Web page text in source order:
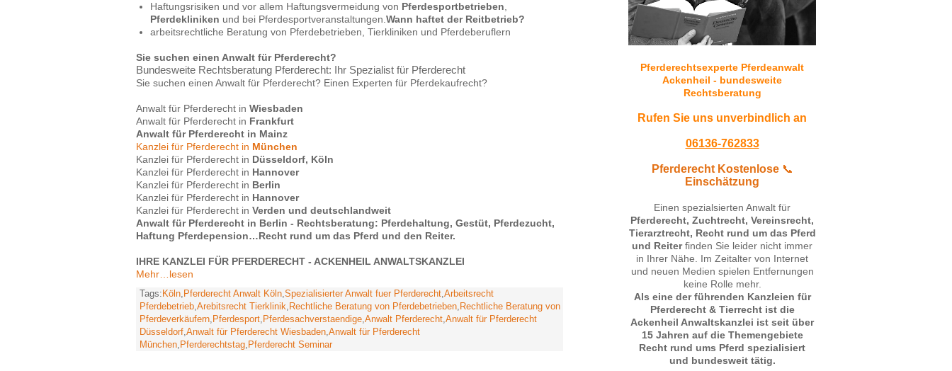
Haftungsrisiken und vor allem Haftungsvermeidung von Pferdesportbetrieben
Pferdekliniken und bei Pferdesportveranstaltungen. Wann haftet der Reitbetrieb?
arbeitsrechtliche Beratung von Pferdebetrieben, Tierkliniken und Pferdeberuflern
Sie suchen einen Anwalt für Pferderecht?
Bundesweite Rechtsberatung Pferderecht: Ihr Spezialist für Pferderecht
Sie suchen einen Anwalt für Pferderecht? Einen Experten für Pferdekaufrecht?
Anwalt für Pferderecht in Wiesbaden
Anwalt für Pferderecht in Frankfurt
Anwalt für Pferderecht in Mainz
Kanzlei für Pferderecht in München
Kanzlei für Pferderecht in Düsseldorf, Köln
Kanzlei für Pferderecht in Hannover
Kanzlei für Pferderecht in Berlin
Kanzlei für Pferderecht in Hannover
Kanzlei für Pferderecht in Verden und deutschlandweit
Anwalt für Pferderecht in Berlin - Rechtsberatung: Pferdehaltung, Gestüt, Pferdezucht,
Haftung Pferdepension…Recht rund um das Pferd und den Reiter.
IHRE KANZLEI FÜR PFERDERECHT - ACKENHEIL ANWALTSKANZLEI
Mehr…lesen
Tags: Köln, Pferderecht Anwalt Köln,Spezialisierter Anwalt fuer Pferderecht,Arbeitsrecht
Pferdebetrieb,Arebitsrecht Tierklinik, Rechtliche Beratung von Pferdebetrieben, Rechtliche Beratung von
Pferdeverkäufern, Pferdesport, Pferdesachverstaendige,Anwalt Pferderecht,Anwalt für Pferderecht
Düsseldorf,Anwalt für Pferderecht Wiesbaden,Anwalt für Pferderecht
München, Pferderechtstag, Pferderecht Seminar
Pferderechtsexperte Pferdeanwalt
Ackenheil - bundesweite
Rechtsberatung
Rufen Sie uns unverbindlich an
06136-762833
Pferderecht Kostenlose 📞
Einschätzung
Einen spezialsierten Anwalt für
Pferderecht, Zuchtrecht, Vereinsrecht,
Tierarztrecht, Recht rund um das Pferd
und Reiterfinden Sie leider nicht immer
in Ihrer Nähe. Im Zeitalter von Internet
und neuen Medien spielen Entfernungen
keine Rolle mehr.
Als eine der führenden Kanzleien für
Pferderecht & Tierrecht ist die
Ackenheil Anwaltskanzlei ist seit über
15 Jahren auf die Themengebiete
Recht rund ums Pferd spezialisiert
und bundesweit tätig.